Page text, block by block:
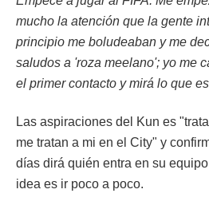
mucho la atención que la gente
principio me boludeaban y me
saludos a 'roza meelano'; yo me
el primer contacto y mirá lo que
Las aspiraciones del Kun es
me tratan a mi en el City" y
días dirá quién entra en su
idea es ir poco a poco.